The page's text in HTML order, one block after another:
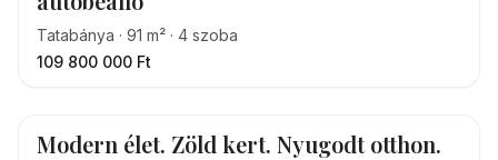
Tatabánya · 91 m² · 4 szoba
109 800 000 Ft
Modern élet. Zöld kert. Nyugodt otthon.